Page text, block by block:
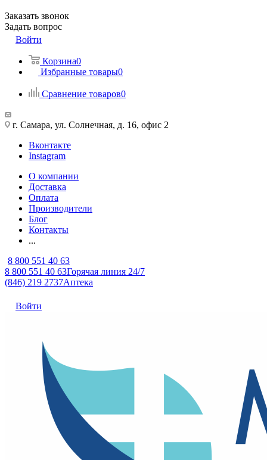
Заказать звонок
Задать вопрос
Войти
Корзина0
Избранные товары0
Сравнение товаров0
г. Самара, ул. Солнечная, д. 16, офис 2
Вконтакте
Instagram
О компании
Доставка
Оплата
Производители
Блог
Контакты
...
8 800 551 40 63
8 800 551 40 63Горячая линия 24/7
(846) 219 2737Аптека
Войти